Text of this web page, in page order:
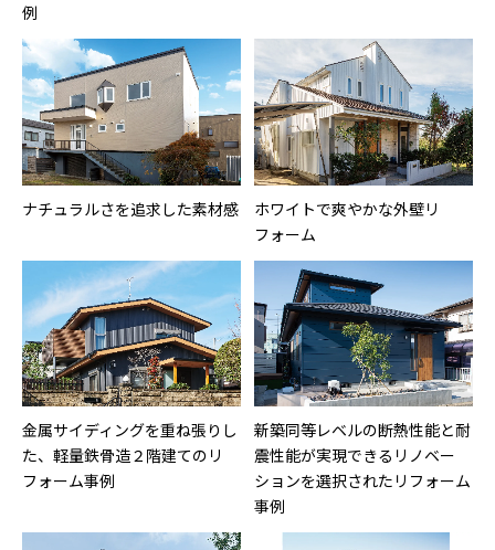
例
ナチュラルさを追求した素材感
ホワイトで爽やかな外壁リ
フォーム
金属サイディングを重ね張りし
た、軽量鉄骨造２階建てのリ
フォーム事例
新築同等レベルの断熱性能と耐
震性能が実現できるリノベー
ションを選択されたリフォーム
事例